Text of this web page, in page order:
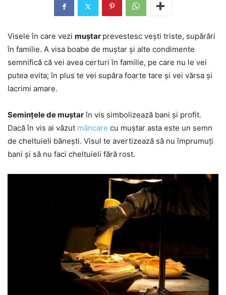
Visele în care vezi muștar prevestesc vești triste, supărări
în familie. A visa boabe de muștar și alte condimente
semnifică că vei avea certuri în familie, pe care nu le vei
putea evita; în plus te vei supăra foarte tare și vei vărsa și
lacrimi amare.
Semințele de muștarîn vis simbolizează bani și profit.
Dacă în vis ai văzut mâncare cu muștar asta este un semn
de cheltuieli bănești. Visul te avertizează să nu împrumuți
bani și să nu faci cheltuieli fără rost.